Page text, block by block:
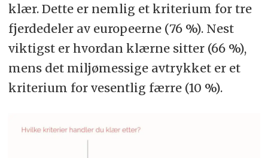
klær. Dette er nemlig et kriterium for tre
fjerdedeler av europeerne (76 %). Nest
viktigst er hvordan klærne sitter (66 %),
mens det miljømessige avtrykket er et
kriterium for vesentlig færre (10 %).